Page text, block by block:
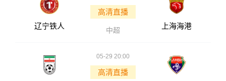
辽宁铁人
高清直播
中超
上海海港
05-29 20:00
高清直播